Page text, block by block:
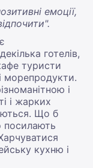
емоції,
готелів,
туристи
морепродукти.
і
і жарких
Що б
посилають
кухню і